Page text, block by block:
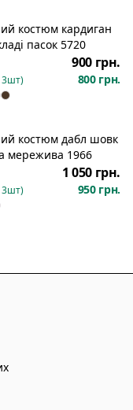
костюм кардиган
пасок 5720
900 грн.
3шт) 800 грн.
костюм дабл шовк
мережива 1966
1 050 грн.
3шт) 950 грн.